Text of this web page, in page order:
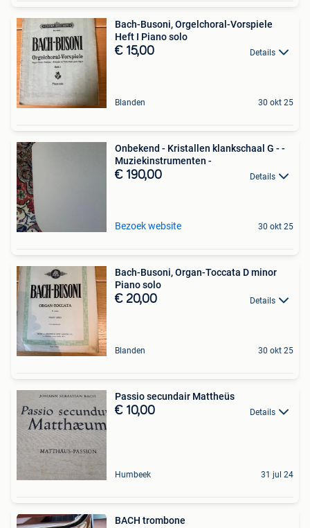
Bach-Busoni, Orgelchoral-Vorspiele
Heft I Piano solo
€ 15,00 Details
Blanden 30 okt 25
Onbekend - Kristallen klankschaal G - -
Muziekinstrumenten -
€ 190,00 Details
Bezoek website 30 okt 25
Bach-Busoni, Organ-Toccata D minor
Piano solo
€ 20,00 Details
Blanden 30 okt 25
Passio secundair Mattheüs
€ 10,00 Details
Humbeek 31 jul 24
BACH trombone